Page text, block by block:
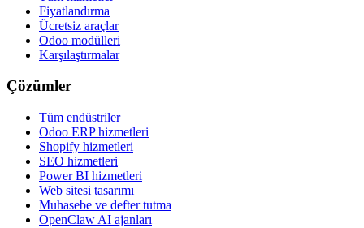
Fiyatlandırma
Ücretsiz araçlar
Odoo modülleri
Karşılaştırmalar
Çözümler
Tüm endüstriler
Odoo ERP hizmetleri
Shopify hizmetleri
SEO hizmetleri
Power BI hizmetleri
Web sitesi tasarımı
Muhasebe ve defter tutma
OpenClaw AI ajanları